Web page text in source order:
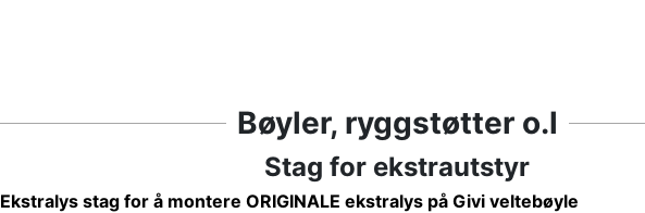
Bøyler, ryggstøtter o.l
Stag for ekstrautstyr
Ekstralys stag for å montere ORIGINALE ekstralys på Givi veltebøyle